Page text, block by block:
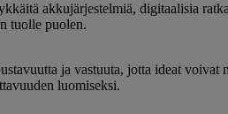
akkujärjestelmiä, digitaalisia
tuolle puolen.
ja vastuuta, jotta ideat
luomiseksi.